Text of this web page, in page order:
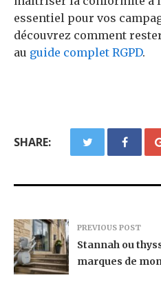
essentiel pour vos
découvrez comment
au guide complet RGPD.
SHARE:
PREVIOUS POST
Stannah ou
marques de